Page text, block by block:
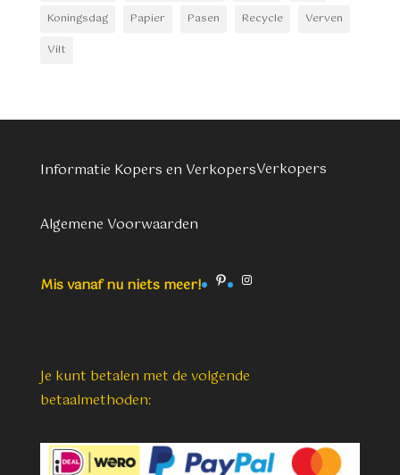
Koningsdag
Papier Pasen Recycle
Verven
Vilt
Informatie Kopers en VerkopersVerkopers
Algemene Voorwaarden
Mis vanaf nu niets meer! PinterestInstagram
Je kunt betalen met de volgende
betaalmethoden: